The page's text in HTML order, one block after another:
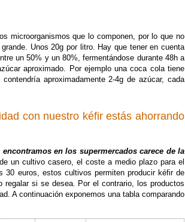
microorganismos que lo componen, por lo que no
Unos 20g por litro. Hay que tener en cuenta
un 50% y un 80%, fermentándose durante 48h a
aproximado. Por ejemplo una coca cola tiene
aproximadamente 2-4g de azúcar, cada
con nuestro kéfir estás ahorrando
en los supermercados carece de la
un cultivo casero, el coste a medio plazo para el
30 euros, estos cultivos permiten producir kéfir de
regalar si se desea. Por el contrario, los productos
A continuación exponemos una tabla comparando